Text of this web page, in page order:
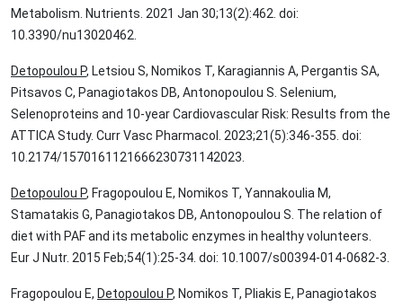
Metabolism. Nutrients. 2021 Jan 30;13(2):462. doi:
10.3390/nu13020462.
Detopoulou P, Letsiou S, Nomikos T, Karagiannis A, Pergantis SA,
Pitsavos C, Panagiotakos DB, Antonopoulou S. Selenium,
Selenoproteins and 10-year Cardiovascular Risk: Results from the
ATTICA Study. Curr Vasc Pharmacol. 2023;21(5):346-355. doi:
10.2174/1570161121666230731142023.
Detopoulou P, Fragopoulou E, Nomikos T, Yannakoulia M,
Stamatakis G, Panagiotakos DB, Antonopoulou S. The relation of
diet with PAF and its metabolic enzymes in healthy volunteers.
Eur J Nutr. 2015 Feb;54(1):25-34. doi: 10.1007/s00394-014-0682-3.
Fragopoulou E, Detopoulou P, Nomikos T, Pliakis E, Panagiotakos